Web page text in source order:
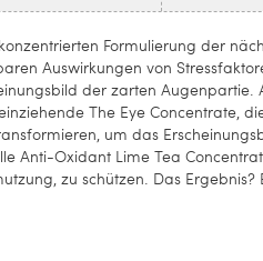
Formulierung der
Auswirkungen von
der zarten
The Eye Concentrate,
um das
Anti-Oxidant Lime Tea
zu schützen. Das